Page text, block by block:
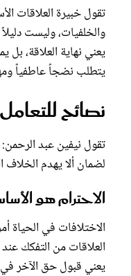
تقول خبيرة العلاقات
والخلفيات، وليست
يعني نهاية العلاقة،
يتطلب نضجاً عاطفياً
نصائح
تقول نيفين عبد
لضمان ألا يهدم
الاحترام هو
الاختلافات في الحياة
العلاقات من التفكك
يعني قبول حق الآخر في